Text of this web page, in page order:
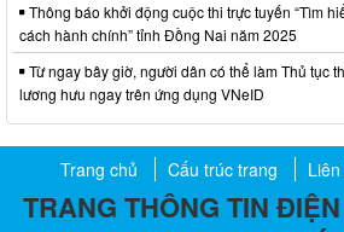
Thông báo khởi động cuộc thi trực tuyến “Tìm
cách hành chính” tỉnh Đồng Nai năm 2025
Từ ngay bây giờ, người dân có thể làm Thủ tục
lương hưu ngay trên ứng dụng VNeID
Trang chủ Cấu trúc trang
TRANG THÔNG TIN